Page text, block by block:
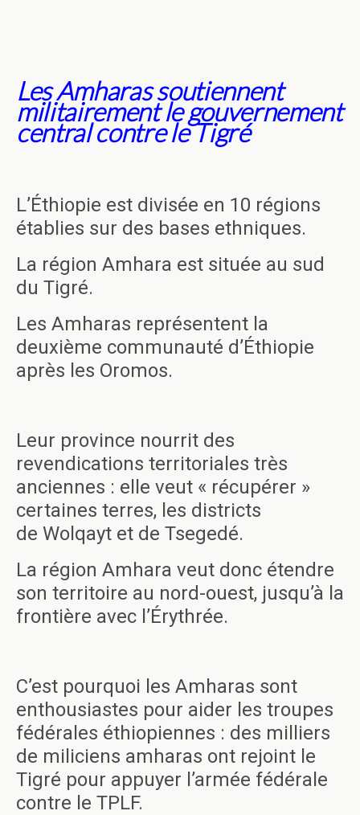
Les Amharas soutiennent
militairement le gouvernement
central contre le Tigré
L’Éthiopie est divisée en 10 régions
établies sur des bases ethniques.
La région Amhara est située au sud
du Tigré.
Les Amharas représentent la
deuxième communauté d’Éthiopie
après les Oromos.
Leur province nourrit des
revendications territoriales très
anciennes : elle veut « récupérer »
certaines terres, les districts
de Wolqayt et de Tsegedé.
La région Amhara veut donc étendre
son territoire au nord-ouest, jusqu’à la
frontière avec l’Érythrée.
C’est pourquoi les Amharas sont
enthousiastes pour aider les troupes
fédérales éthiopiennes : des milliers
de miliciens amharas ont rejoint le
Tigré pour appuyer l’armée fédérale
contre le TPLF.